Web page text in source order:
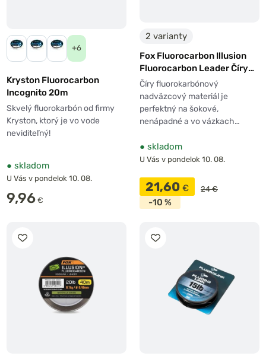
+6
Kryston Fluorocarbon
Incognito 20m
Skvelý fluorokarbón od firmy
Kryston, ktorý je vo vode
neviditeľný!
● skladom
U Vás v pondelok 10. 08.
9,96 €
2 varianty
Fox Fluorocarbon Illusion
Fluorocarbon Leader Číry
50m
Číry fluorokarbónový
nadväzcový materiál je
perfektný na šokové,
nenápadné a vo vázkach…
● skladom
U Vás v pondelok 10. 08.
21,60 € 24 €
-10 %